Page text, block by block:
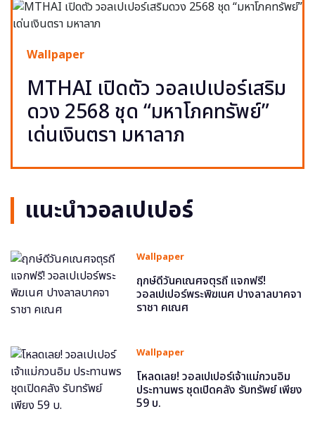
Wallpaper
MTHAI เปิดตัว วอลเปเปอร์เสริม
ดวง 2568 ชุด “มหาโภคทรัพย์”
เด่นเงินตรา มหาลาภ
แนะนำวอลเปเปอร์
Wallpaper
ฤกษ์ดีวันคเณศจตุรถี แจกฟรี!
วอลเปเปอร์พระพิฆเนศ ปางลาลบาคจา
ราชา คเณศ
Wallpaper
โหลดเลย! วอลเปเปอร์เจ้าแม่กวนอิม
ประทานพร ชุดเปิดคลัง รับทรัพย์ เพียง
59 บ.